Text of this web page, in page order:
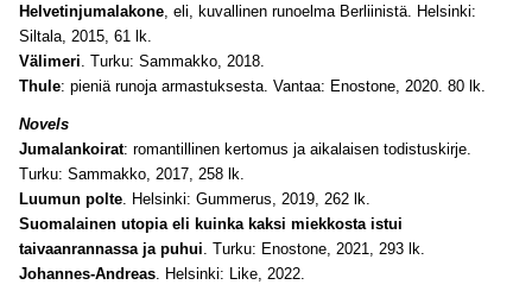
Helvetinjumalakone, eli, kuvallinen runoelma Berliinistä. Helsinki:
Siltala, 2015, 61 lk.
Välimeri. Turku: Sammakko, 2018.
Thule: pieniä runoja armastuksesta. Vantaa: Enostone, 2020. 80 lk.
Novels
Jumalankoirat: romantillinen kertomus ja aikalaisen todistuskirje.
Turku: Sammakko, 2017, 258 lk.
Luumun polte . Helsinki: Gummerus, 2019, 262 lk.
Suomalainen utopia eli kuinka kaksi miekkosta istui
taivaanrannassa ja puhui . Turku: Enostone, 2021, 293 lk.
Johannes-Andreas . Helsinki: Like, 2022.